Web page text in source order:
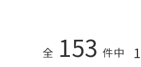
全 153 件中 1